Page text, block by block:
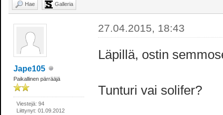
Hae Galleria
Jape105
Paikallinen pärrääjä
Viestejä: 94
Liittynyt: 01.09.2012
27.04.2015, 18:43
Läpillä, ostin
Tunturi vai solifer?